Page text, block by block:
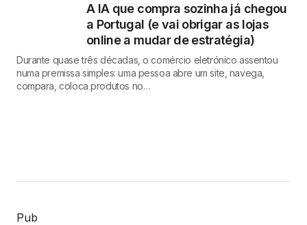
A IA que compra sozinha já chegou
a Portugal (e vai obrigar as lojas
online a mudar de estratégia)
Durante quase três décadas, o comércio eletrónico assentou
numa premissa simples: uma pessoa abre um site, navega,
compara, coloca produtos no…
Pub